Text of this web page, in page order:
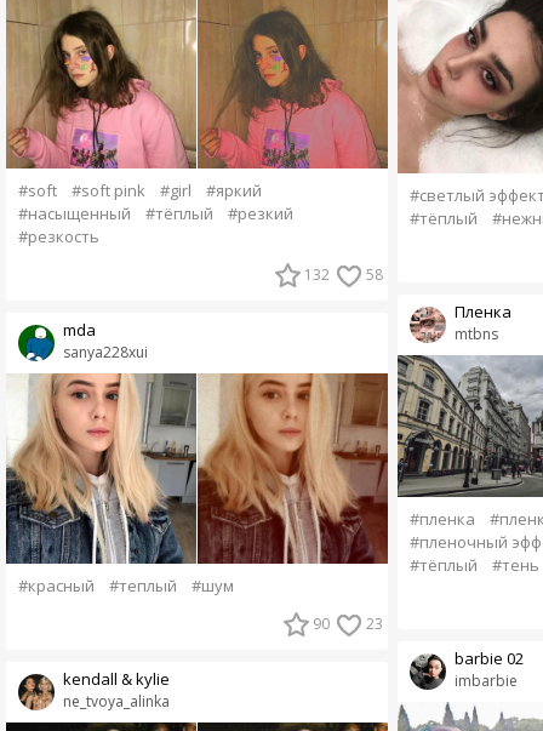
#soft #soft pink #girl
#яркий
#насыщенный
#тёплый
#резкий
#резкость
132 58
sanya228xui
mda
#красный #теплый #шум
90 23
ne_tvoya_alinka
kendall & kylie
#светлый
#тёплый
mtbns
Пленка
#пленка
#пленочный
#тёплый
#тень
imbarbie
barbie 02